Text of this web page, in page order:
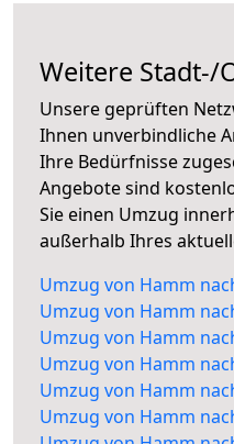
Weitere Stadt-/
Unsere geprüften
Ihnen unverbindliche
Ihre Bedürfnisse
Angebote sind
Sie einen Umzug
außerhalb Ihres
Umzug von Hamm
Umzug von Hamm
Umzug von Hamm
Umzug von Hamm
Umzug von Hamm
Umzug von Hamm